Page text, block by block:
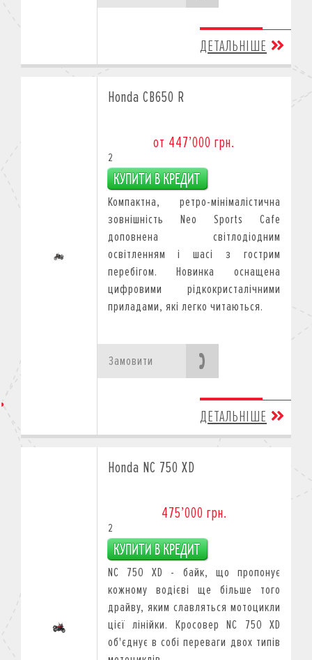
ДЕТАЛЬНІШЕ
Honda CB650 R
от 447’000 грн.
2
Компактна, ретро-мінімалістична
зовнішність Neo Sports Cafe
доповнена світлодіодним
освітленням і шасі з гострим
перебігом. Новинка оснащена
цифровими рідкокристалічними
приладами, які легко читаються.
Замовити
ДЕТАЛЬНІШЕ
Honda NC 750 XD
475’000 грн.
2
NC 750 XD - байк, що пропонує
кожному водієві ще більше того
драйву, яким славляться мотоцикли
цієї лінійки. Кросовер NC 750 XD
об'єднує в собі переваги двох типів